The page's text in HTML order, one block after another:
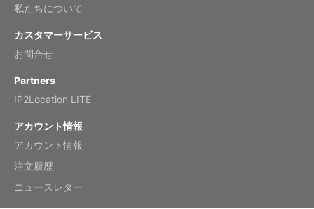
Reviewed
by Anne
Reviewed
by Kirsten
Fantasy 2026 Wall Calendar
私たちについて
カスタマーサービス
お問合せ
Partners
IP2Location LITE
アカウント情報
アカウント情報
注文履歴
ニュースレター